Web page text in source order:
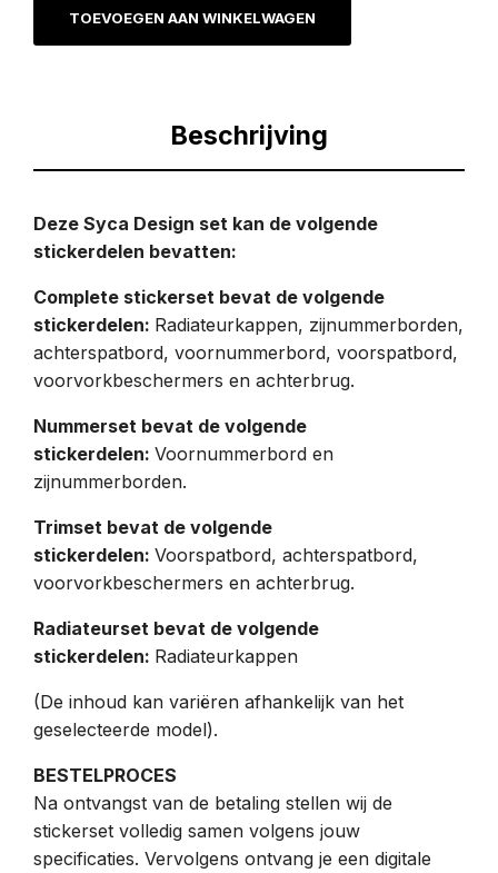
TOEVOEGEN AAN WINKELWAGEN
Beschrijving
Deze Syca Design set kan de volgende
stickerdelen bevatten:
Complete stickerset bevat de volgende
stickerdelen: Radiateurkappen, zijnummerborden,
achterspatbord, voornummerbord, voorspatbord,
voorvorkbeschermers en achterbrug.
Nummerset bevat de volgende
stickerdelen: Voornummerbord en
zijnummerborden.
Trimset bevat de volgende
stickerdelen: Voorspatbord, achterspatbord,
voorvorkbeschermers en achterbrug.
Radiateurset bevat de volgende
stickerdelen: Radiateurkappen
(De inhoud kan variëren afhankelijk van het
geselecteerde model).
BESTELPROCES
Na ontvangst van de betaling stellen wij de
stickerset volledig samen volgens jouw
specificaties. Vervolgens ontvang je een digitale